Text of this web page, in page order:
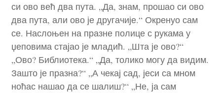
си ово већ два пута. „Да, знам, прошао си ово
два пута, али ово је другачије.“ Окренуо сам
се. Наслоњен на празне полице с рукама у
џеповима стајао је младић. „Шта је ово?“
„Ово? Библиотека.“ „Да, толико могу да видим.
Зашто је празна?“ „А чекај сад, јеси са мном
ноћас нашао да се шалиш?“ „Не, ја сам